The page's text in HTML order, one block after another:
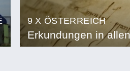
9 X ÖSTERREICH
Erkundungen in